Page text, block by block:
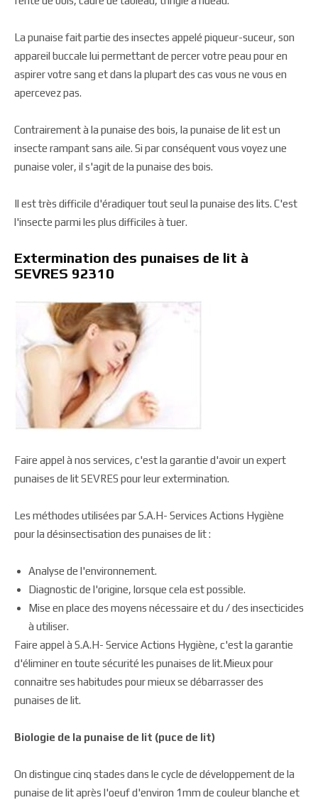
La punaise fait partie des insectes appelé piqueur-suceur, son
appareil buccale lui permettant de percer votre peau pour en
aspirer votre sang et dans la plupart des cas vous ne vous en
apercevez pas.
Contrairement à la punaise des bois, la punaise de lit est un
insecte rampant sans aile. Si par conséquent vous voyez une
punaise voler, il s'agit de la punaise des bois.
Il est très difficile d'éradiquer tout seul la punaise des lits. C'est
l'insecte parmi les plus difficiles à tuer.
Extermination des punaises de lit à
SEVRES 92310
Faire appel à nos services, c'est la garantie d'avoir un expert
punaises de lit SEVRES pour leur extermination.
Les méthodes utilisées par S.A.H- Services Actions Hygiène
pour la désinsectisation des punaises de lit :
Analyse de l'environnement.
Diagnostic de l'origine, lorsque cela est possible.
Mise en place des moyens nécessaire et du / des insecticides
à utiliser.
Faire appel à S.A.H- Service Actions Hygiène, c'est la garantie
d'éliminer en toute sécurité les punaises de lit.Mieux pour
connaitre ses habitudes pour mieux se débarrasser des
punaises de lit.
Biologie de la punaise de lit (puce de lit)
On distingue cinq stades dans le cycle de développement de la
punaise de lit après l'oeuf d'environ 1mm de couleur blanche et